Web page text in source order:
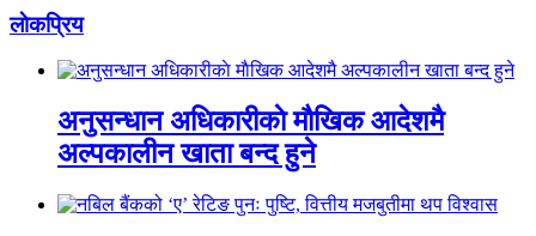
लाेकप्रिय
अनुसन्धान अधिकारीकाे माैखिक आदेशमै
अल्पकालीन खाता बन्द हुने